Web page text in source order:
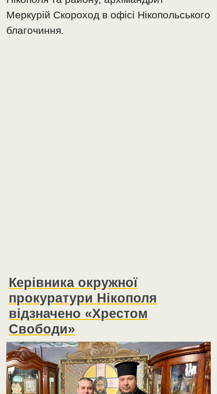
Меркурій Скороход в офісі Нікопольського
благочиння.
Керівника окружної
прокуратури Нікополя
відзначено «Хрестом
Свободи»